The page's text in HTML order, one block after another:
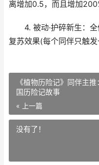
离增加0.5，而且增加
4. 被动·护碎新生：全
复苏效果(每个同伴只触发
《植物历险记》同伴主
国历险记故事
« 上一篇
没有了！